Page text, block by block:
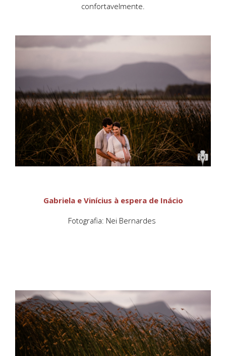
confortavelmente.
Gabriela e Vinícius à espera de Inácio
Fotografia: Nei Bernardes